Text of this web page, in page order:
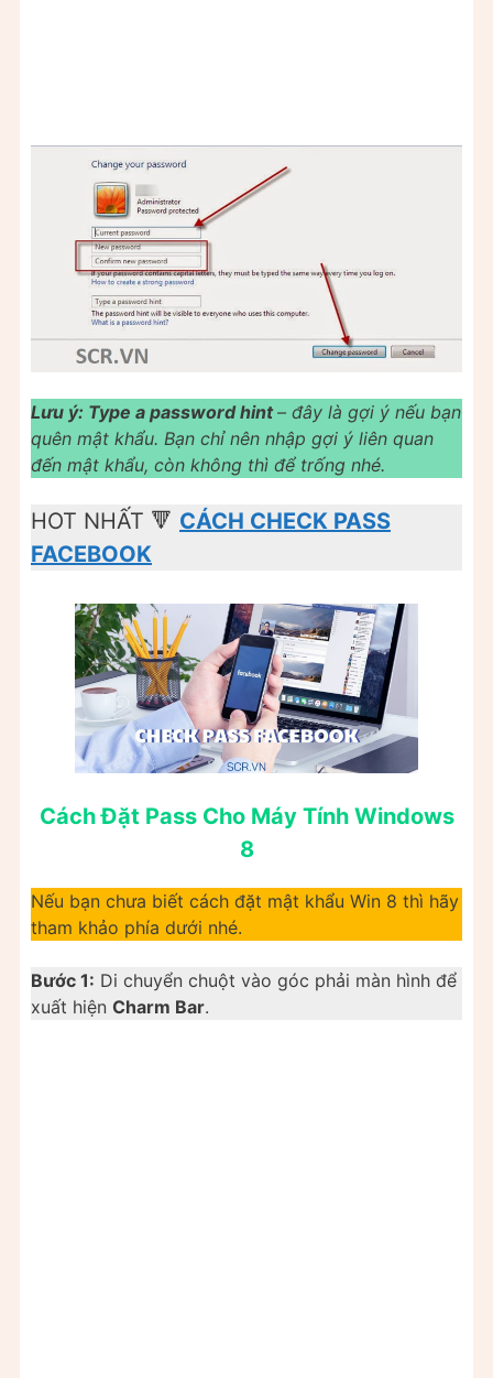
Lưu ý: Type a password hint– đây là gợi ý nếu bạn
quên mật khẩu. Bạn chỉ nên nhập gợi ý liên quan
đến mật khẩu, còn không thì để trống nhé.
HOT NHẤT 🔻 CÁCH CHECK PASS
FACEBOOK
Cách Đặt Pass Cho Máy Tính Windows
8
Nếu bạn chưa biết cách đặt mật khẩu Win 8 thì hãy
tham khảo phía dưới nhé.
Bước 1: Di chuyển chuột vào góc phải màn hình để
xuất hiện Charm Bar.